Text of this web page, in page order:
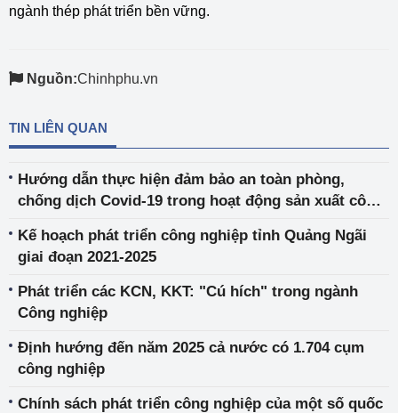
ngành thép phát triển bền vững.
Nguồn:Chinhphu.vn
TIN LIÊN QUAN
Hướng dẫn thực hiện đảm bảo an toàn phòng,
chống dịch Covid-19 trong hoạt động sản xuất công
Kế hoạch phát triển công nghiệp tỉnh Quảng Ngãi
giai đoạn 2021-2025
Phát triển các KCN, KKT: "Cú hích" trong ngành
Công nghiệp
Định hướng đến năm 2025 cả nước có 1.704 cụm
công nghiệp
Chính sách phát triển công nghiệp của một số quốc